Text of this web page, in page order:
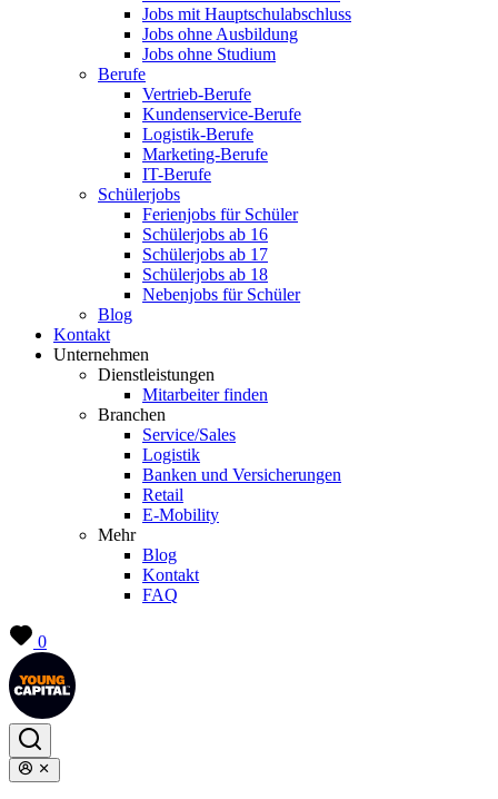
Jobs mit Hauptschulabschluss
Jobs ohne Ausbildung
Jobs ohne Studium
Berufe
Vertrieb-Berufe
Kundenservice-Berufe
Logistik-Berufe
Marketing-Berufe
IT-Berufe
Schülerjobs
Ferienjobs für Schüler
Schülerjobs ab 16
Schülerjobs ab 17
Schülerjobs ab 18
Nebenjobs für Schüler
Blog
Kontakt
Unternehmen
Dienstleistungen
Mitarbeiter finden
Branchen
Service/Sales
Logistik
Banken und Versicherungen
Retail
E-Mobility
Mehr
Blog
Kontakt
FAQ
0